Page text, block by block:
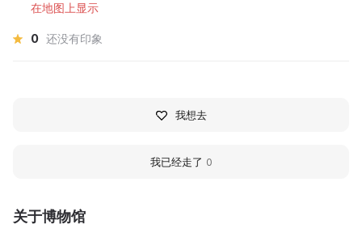
关于博物馆
在地图上显示
0 还没有印象
我想去
我已经走了 0